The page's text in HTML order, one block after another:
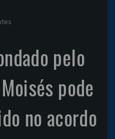
pelo
pode
no acordo